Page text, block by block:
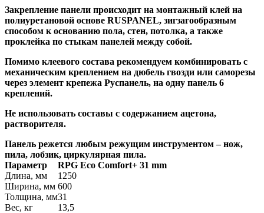
Закрепление панели происходит на монтажный клей на
полиуретановой основе RUSPANEL, зигзагообразным
способом к основанию пола, стен, потолка, а также
проклейка по стыкам панелей между собой.
Помимо клеевого состава рекомендуем комбинировать с
механическим креплением на дюбель гвозди или саморезы
через элемент крепежа Руспанель, на одну панель 6
креплений.
Не использовать составы с содержанием ацетона,
растворителя.
Панель режется любым режущим инструментом – нож,
пила, лобзик, циркулярная пила.
Параметр
RPG Eco Comfort+ 31 mm
Длина, мм
1250
Ширина, мм 600
Толщина, мм31
Вес, кг
13,5